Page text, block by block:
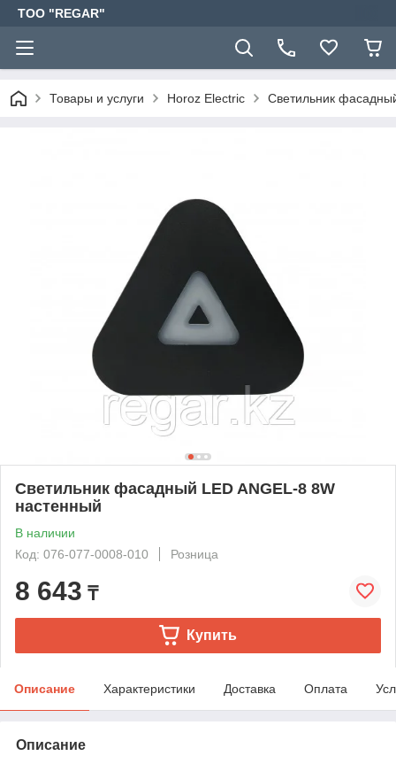
TOO "REGAR"
Товары и услуги Horoz Electric Светильник
Светильник фасадный LED ANGEL-8 8W
настенный
В наличии
Код: 076-077-0008-010
Розница
8 643 ₸
Купить
Описание Характеристики Доставка Оплата
Описание